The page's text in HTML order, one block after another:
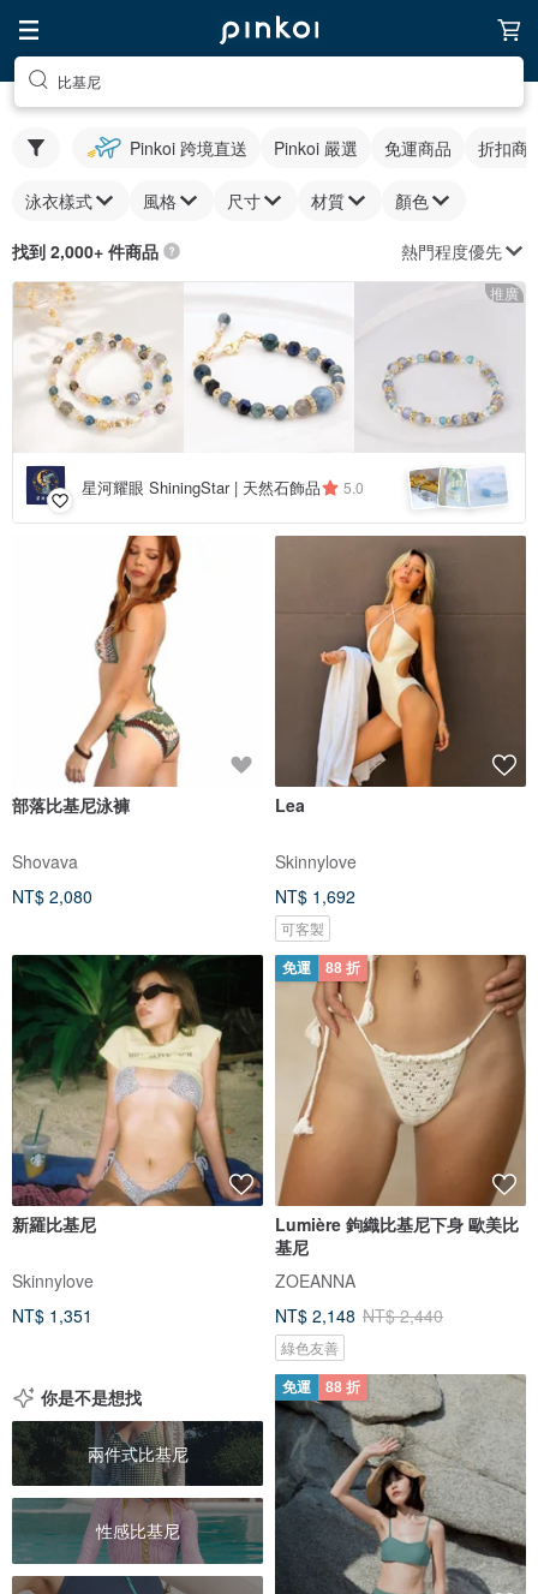
比基尼
Pinkoi 跨境直送 Pinkoi 嚴選 免運商品 折扣商
泳衣樣式 風格 尺寸 材質 顏色
找到 2,000+ 件商品 熱門程度優先
推廣
星河耀眼 ShiningStar | 天然石飾品 5.0
部落比基尼泳褲
Shovava
NT$ 2,080
Lea
Skinnylove
NT$ 1,692
可客製
新羅比基尼
Skinnylove
NT$ 1,351
免運 88 折
Lumière 鉤織比基尼下身 歐美比
基尼
ZOEANNA
NT$ 2,148 NT$ 2,440
綠色友善
你是不是想找
兩件式比基尼
性感比基尼
免運 88 折